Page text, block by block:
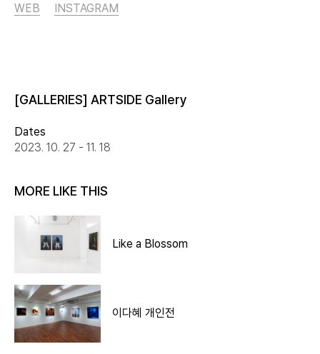
WEB INSTAGRAM
[GALLERIES] ARTSIDE Gallery
Dates
2023. 10. 27 - 11. 18
MORE LIKE THIS
Like a Blossom
이다혜 개인전